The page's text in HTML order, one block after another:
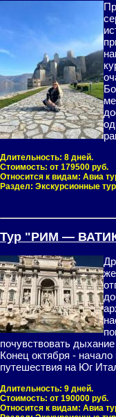
Длительность: 8 дней.
Стоимость: от 179500 руб.
Относится к видам: Авиа
Раздел: Экскурсионные
Тур "РИМ —
почувствовать
Конец октября -
путешествия на Юг
Длительность: 9 дней.
Стоимость: от 190000 руб.
Относится к видам: Авиа